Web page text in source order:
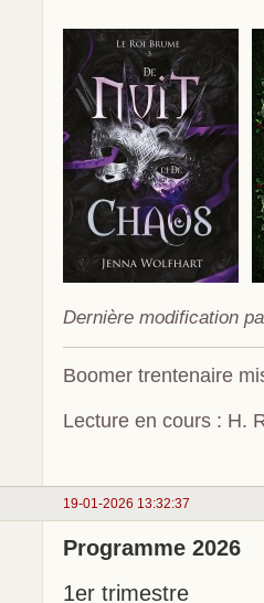
Dernière modification
Boomer trentenaire
Lecture en cours : H.
19-01-2026 13:32:37
Programme 2026
1er trimestre